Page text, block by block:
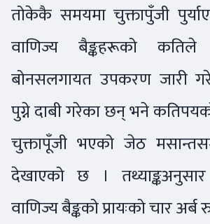
तोकेकै समयमा चुक्तापुँजी
वाणिज्य बैङ्कहरूको
बोनसलगायत उपकरण जारी
पुग्ने दाबी गरेका छन् भने
चुक्तापूँजी भएको जेठ
देखाएको छ ।
वाणिज्य बैङ्कको प्रायःको चार